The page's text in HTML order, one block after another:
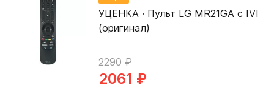
УЦЕНКА · Пульт LG MR21GA с IVI
(оригинал)
2290 ₽
2061 ₽